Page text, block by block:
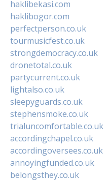
haklibekasi.com
haklibogor.com
perfectperson.co.uk
tourmusicfest.co.uk
strongdemocracy.co.uk
dronetotal.co.uk
partycurrent.co.uk
lightalso.co.uk
sleepyguards.co.uk
stephensmoke.co.uk
trialuncomfortable.co.uk
accordingchapel.co.uk
accordingoversees.co.uk
annoyingfunded.co.uk
belongsthey.co.uk